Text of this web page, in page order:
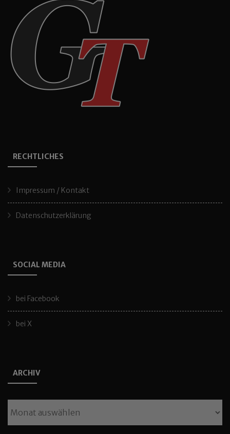
RECHTLICHES
Impressum / Kontakt
Datenschutzerklärung
SOCIAL MEDIA
bei Facebook
bei X
ARCHIV